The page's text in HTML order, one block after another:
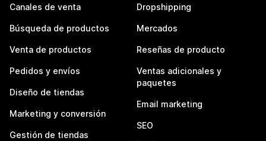
Canales de venta
Búsqueda de productos
Venta de productos
Pedidos y envíos
Diseño de tiendas
Marketing y conversión
Gestión de tiendas
Dropshipping
Mercados
Reseñas de producto
Ventas adicionales y
paquetes
Email marketing
SEO